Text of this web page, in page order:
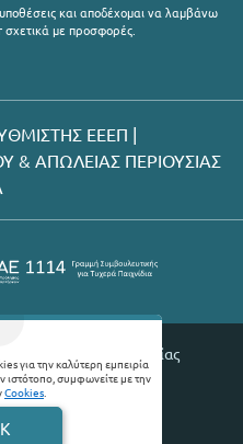
για την καλύτερη εμπειρία
ιστότοπο, συμφωνείτε με την
Cookies.
και αποδέχομαι να λαμβάνω
με προσφορές.
ΕΕΕΠ |
& ΑΠΩΛΕΙΑΣ ΠΕΡΙΟΥΣΙΑΣ
Θέσεις εργασίας
Winners